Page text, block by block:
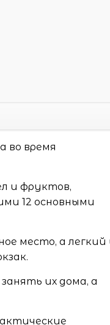
во время
и фруктов,
12 основными
место, а легкий
их дома, а